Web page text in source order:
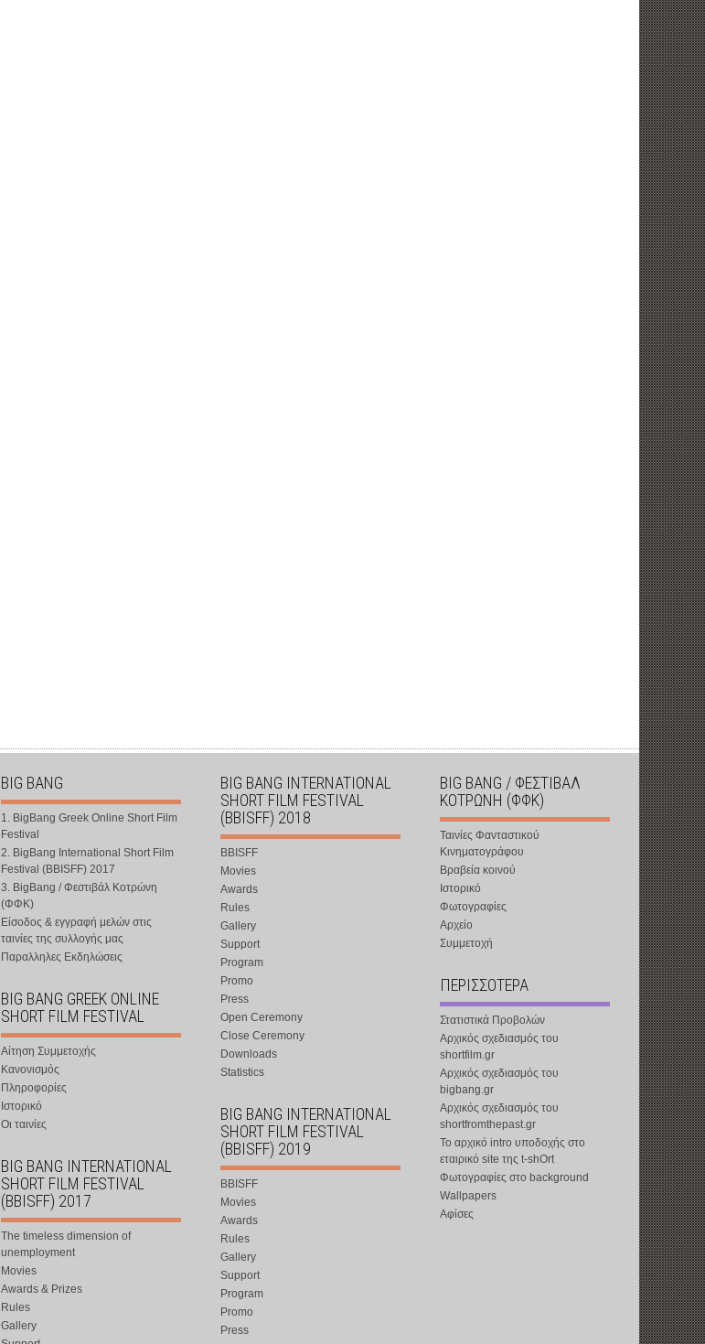
BIG BANG
1. BigBang Greek Online Short Film
Festival
2. BigBang International Short Film
Festival (BBISFF) 2017
3. BigBang / Φεστιβάλ Κοτρώνη
(ΦΦΚ)
Είσοδος & εγγραφή μελών στις
ταινίες της συλλογής μας
Παραλληλες Εκδηλώσεις
BIG BANG GREEK ONLINE
SHORT FILM FESTIVAL
Αίτηση Συμμετοχής
Κανονισμός
Πληροφορίες
Ιστορικό
Οι ταινίες
BIG BANG INTERNATIONAL
SHORT FILM FESTIVAL
(BBISFF) 2017
The timeless dimension of
unemployment
Movies
Awards & Prizes
Rules
Gallery
BIG BANG INTERNATIONAL
SHORT FILM FESTIVAL
(BBISFF) 2018
BBISFF
Movies
Awards
Rules
Gallery
Support
Program
Promo
Press
Open Ceremony
Close Ceremony
Downloads
Statistics
BIG BANG INTERNATIONAL
SHORT FILM FESTIVAL
(BBISFF) 2019
BBISFF
Movies
Awards
Rules
Gallery
Support
Program
Promo
Press
BIG BANG / ΦΕΣΤΙΒΑΛ
ΚΟΤΡΩΝΗ (ΦΦΚ)
Ταινίες Φανταστικού
Κινηματογράφου
Βραβεία κοινού
Ιστορικό
Φωτογραφίες
Αρχείο
Συμμετοχή
ΠΕΡΙΣΣΟΤΕΡΑ
Στατιστικά Προβολών
Αρχικός σχεδιασμός του
shortfilm.gr
Αρχικός σχεδιασμός του
bigbang.gr
Αρχικός σχεδιασμός του
shortfromthepast.gr
Το αρχικό intro υποδοχής στο
εταιρικό site της t-shOrt
Φωτογραφίες στο background
Wallpapers
Αφίσες